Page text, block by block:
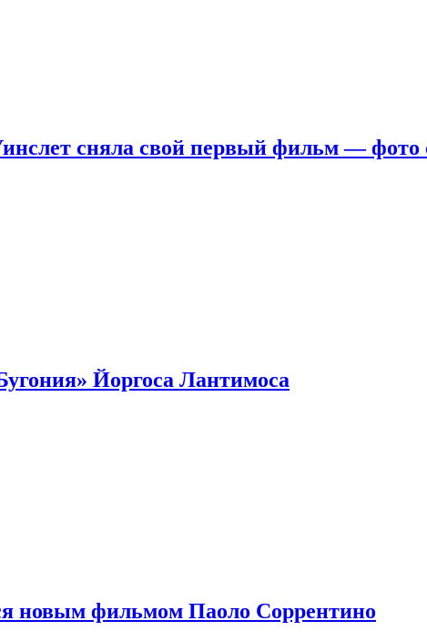
сняла свой первый фильм — фото
Йоргоса Лантимоса
новым фильмом Паоло Соррентино